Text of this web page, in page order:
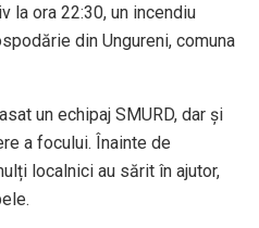
la ora 22:30, un incendiu
din Ungureni, comuna
un echipaj SMURD, dar și
a focului. Înainte de
localnici au sărit în ajutor,